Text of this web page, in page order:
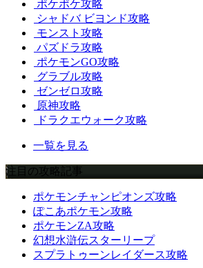
ポケポケ攻略
シャドバ ビヨンド攻略
モンスト攻略
パズドラ攻略
ポケモンGO攻略
グラブル攻略
ゼンゼロ攻略
原神攻略
ドラクエウォーク攻略
一覧を見る
注目の攻略記事
ポケモンチャンピオンズ攻略
ぽこあポケモン攻略
ポケモンZA攻略
幻想水滸伝スターリープ
スプラトゥーンレイダース攻略